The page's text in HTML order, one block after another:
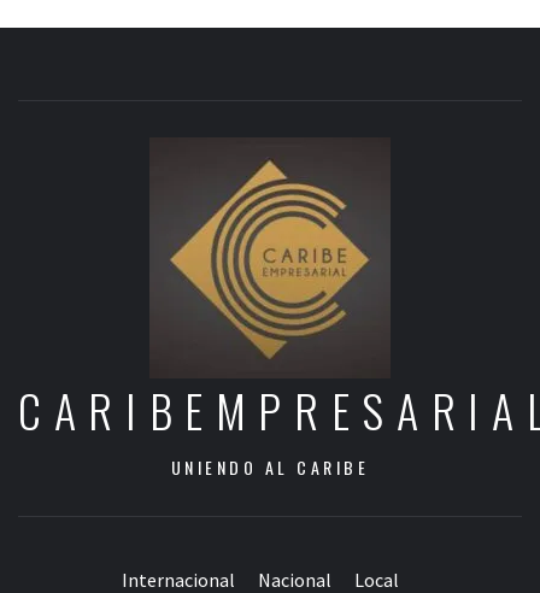
UNIENDO AL CARIBE
Internacional Nacional Local